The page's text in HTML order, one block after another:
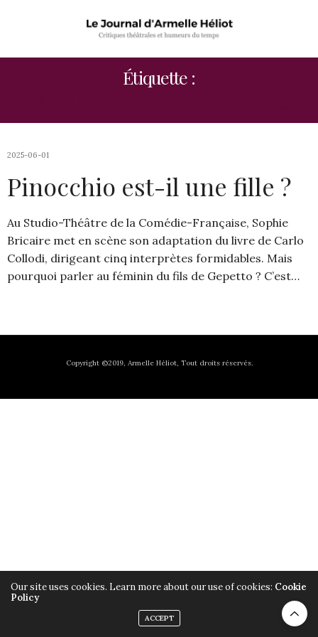
Étiquette :
2025-06-01
Pinocchio est-il une fille ?
Au Studio-Théâtre de la Comédie-Française, Sophie
Bricaire met en scène son adaptation du livre de Carlo
Collodi, dirigeant cinq interprètes formidables. Mais
pourquoi parler au féminin du fils de Gepetto ? C’est…
Copyright ©2019, Armelle Héliot, Tout droits réservés.
Our site uses cookies. Learn more about our use of cookies: Cookie
Policy
ACCEPT